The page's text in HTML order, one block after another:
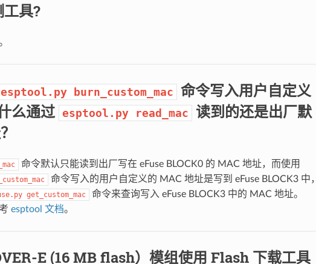
具?
esptool.py burn_custom_mac 命令写入用户自定义
么通过 esptool.py read_mac 读到的还是出厂默
命令默认只能读到出厂写在 eFuse BLOCK0 的 MAC 地址，而使用
命令写入的用户自定义的 MAC 地址是写到 eFuse BLOCK3 中，
get_custom_mac
命令来查询写入 eFuse BLOCK3 中的 MAC 地址。
esptool 文档。
E (16 MB flash）模组使用 Flash 下载工具